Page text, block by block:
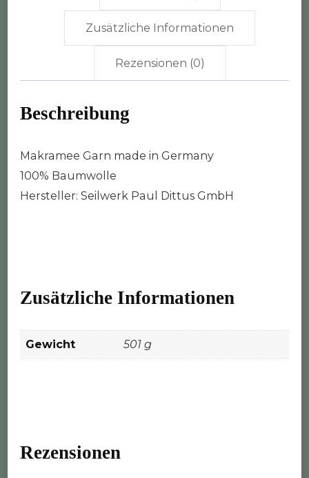
Zusätzliche Informationen
Rezensionen (0)
Beschreibung
Makramee Garn made in Germany
100% Baumwolle
Hersteller: Seilwerk Paul Dittus GmbH
Zusätzliche Informationen
Gewicht 501 g
Rezensionen